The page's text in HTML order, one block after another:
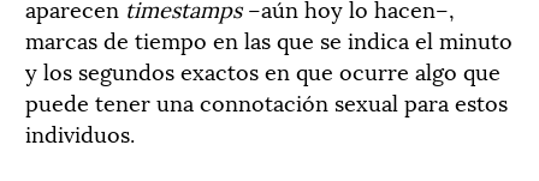
aparecen timestamps–aún hoy lo hacen–,
marcas de tiempo en las que se indica el minuto
y los segundos exactos en que ocurre algo que
puede tener una connotación sexual para estos
individuos.